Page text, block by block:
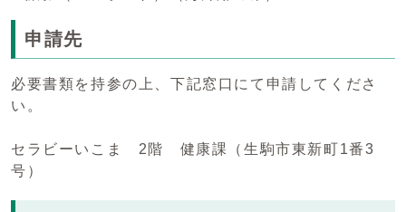
申請先
必要書類を持参の上、下記窓口にて申請してくださ
い。
セラビーいこま 2階 健康課（生駒市東新町1番3
号）